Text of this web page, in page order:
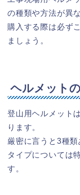
の種類や方法が異
購入する際は必ず
ましょう。
ヘルメット
登山用ヘルメット
ります。
厳密に言うと3種
タイプについては
す。